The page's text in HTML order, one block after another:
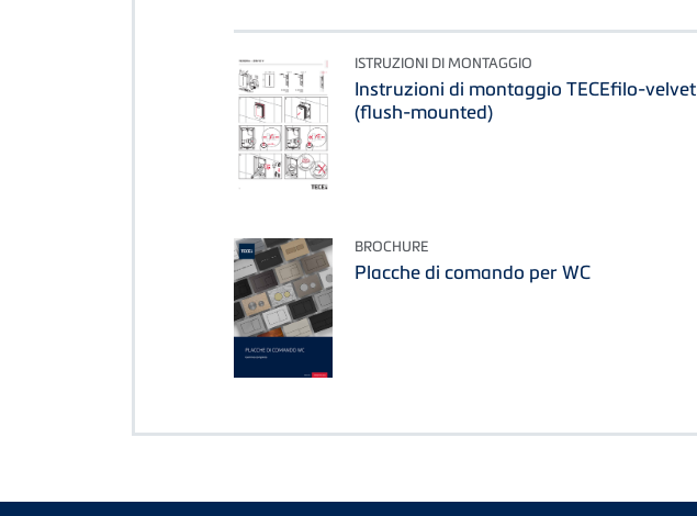
ISTRUZIONI DI MONTAGGIO
Instruzioni di montaggio TECEfilo-velvet
(flush-mounted)
BROCHURE
Placche di comando per WC